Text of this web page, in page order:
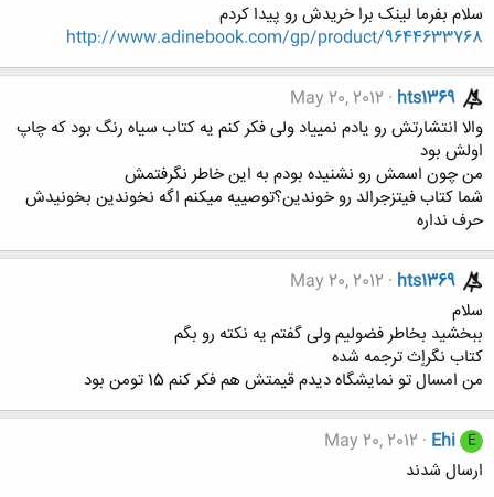
سلام بفرما لینک برا خریدش رو پیدا کردم
http://www.adinebook.com/gp/product/9644633768
hts1369
May 20, 2012
والا انتشارتش رو یادم نمییاد ولی فکر کنم یه کتاب سیاه رنگ بود که چاپ
اولش بود
من چون اسمش رو نشنیده بودم به این خاطر نگرفتمش
شما کتاب فیتزجرالد رو خوندین؟توصییه میکنم اگه نخوندین بخونیدش
حرف نداره
hts1369
May 20, 2012
سلام
ببخشید بخاطر فضولیم ولی گفتم یه نکته رو بگم
کتاب نگراٍث ترجمه شده
من امسال تو نمایشگاه دیدم قیمتش هم فکر کنم 15 تومن بود
E
Ehi
May 20, 2012
ارسال شدند